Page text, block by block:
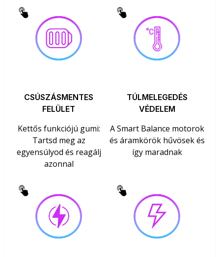
CSÚSZÁSMENTES
FELÜLET
Kettős funkciójú gumi:
Tartsd meg az
egyensúlyod és reagálj
azonnal
TÚLMELEGEDÉS
VÉDELEM
A Smart Balance motorok
és áramkörök hűvösek és
így maradnak